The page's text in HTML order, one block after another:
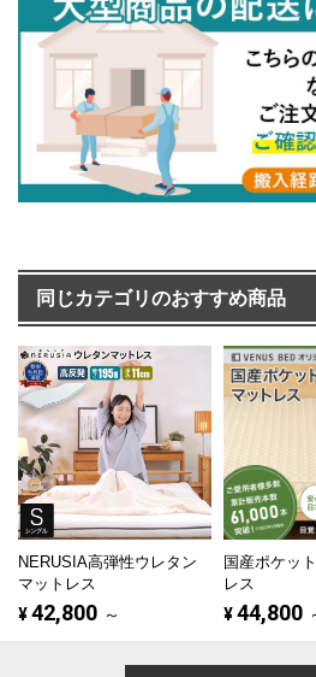
同じカテゴリのおすすめ商品
NERUSIA高弾性ウレタン
マットレス
¥42,800 ～
国産ポケッ
レス
¥44,800